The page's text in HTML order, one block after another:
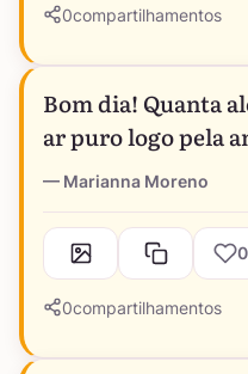
0compartilhamentos
Bom dia! Quanta
ar puro logo pela
Marianna Moreno
0
0compartilhamentos